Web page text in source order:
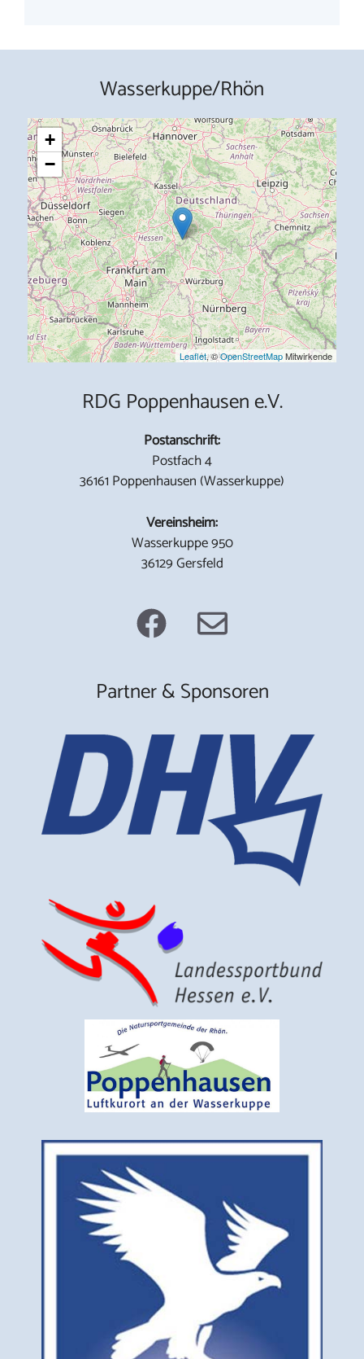
Wasserkuppe/Rhön
+
−
Leaflet, ©OpenStreetMapMitwirkende
RDG Poppenhausen e.V.
Postanschrift:
Postfach 4
36161 Poppenhausen (Wasserkuppe)
Vereinsheim:
Wasserkuppe 950
36129 Gersfeld
Partner & Sponsoren